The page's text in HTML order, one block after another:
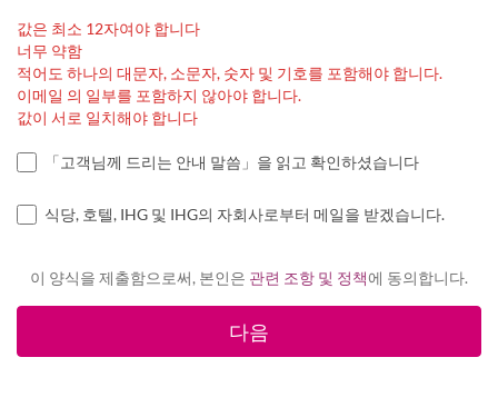
값은 최소 12자여야 합니다
너무 약함
적어도 하나의 대문자, 소문자, 숫자 및 기호를 포함해야 합니다.
이메일 의 일부를 포함하지 않아야 합니다.
값이 서로 일치해야 합니다
「고객님께 드리는 안내 말씀」을 읽고 확인하셨습니다
식당, 호텔, IHG 및 IHG의 자회사로부터 메일을 받겠습니다.
이 양식을 제출함으로써, 본인은 관련 조항 및 정책에 동의합니다.